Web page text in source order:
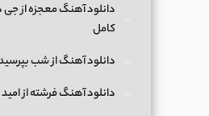
دانلود آهنگ معجزه از جی
کامل
دانلود آهنگ از شب
دانلود آهنگ فرشته از